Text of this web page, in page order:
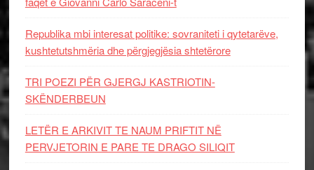
Republika mbi interesat politike: sovraniteti i qytetarëve,
kushtetutshmëria dhe përgjegjësia shtetërore
TRI POEZI PËR GJERGJ KASTRIOTIN-
SKËNDERBEUN
LETËR E ARKIVIT TE NAUM PRIFTIT NË
PERVJETORIN E PARE TE DRAGO SILIQIT